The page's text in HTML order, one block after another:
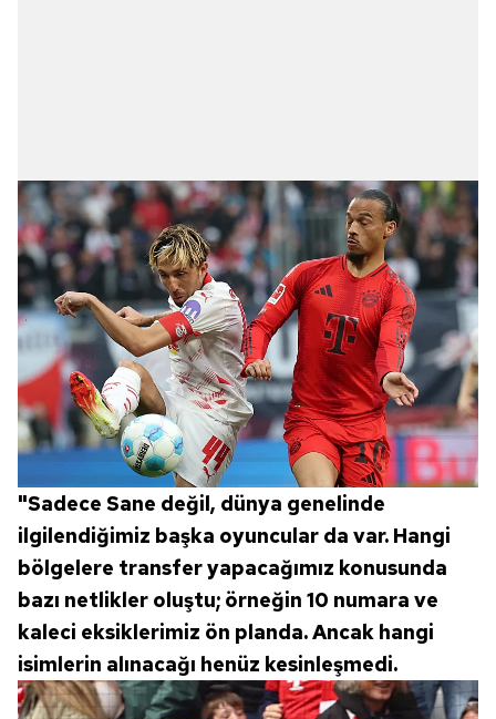
almak için lütfentıklayınız.
"Sadece Sane değil, dünya genelinde
ilgilendiğimiz başka oyuncular da var. Hangi
bölgelere transfer yapacağımız konusunda
bazı netlikler oluştu; örneğin 10 numara ve
kaleci eksiklerimiz ön planda. Ancak hangi
isimlerin alınacağı henüz kesinleşmedi.